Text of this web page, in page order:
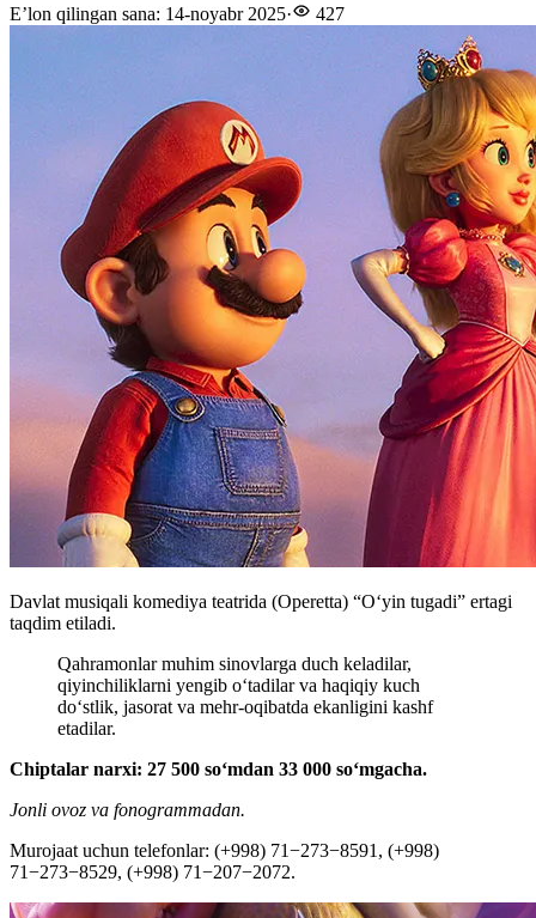
E’lon qilingan sana: 14-noyabr 2025· 427
Davlat musiqali komediya teatrida (Operetta) “O‘yin tugadi” ertagi
taqdim etiladi.
Qahramonlar muhim sinovlarga duch keladilar,
qiyinchiliklarni yengib o‘tadilar va haqiqiy kuch
do‘stlik, jasorat va mehr-oqibatda ekanligini kashf
etadilar.
Chiptalar narxi: 27 500 soʻmdan 33 000 soʻmgacha.
Jonli ovoz va fonogrammadan.
Murojaat uchun telefonlar: (+998) 71−273−8591, (+998)
71−273−8529, (+998) 71−207−2072.